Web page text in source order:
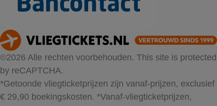
©2026 Alle rechten voorbehouden. This site is protected
by reCAPTCHA.
*Getoonde vliegticketprijzen zijn vanaf-prijzen, exclusief
€ 29,90 boekingskosten. *Vanaf-vliegticketprijzen,